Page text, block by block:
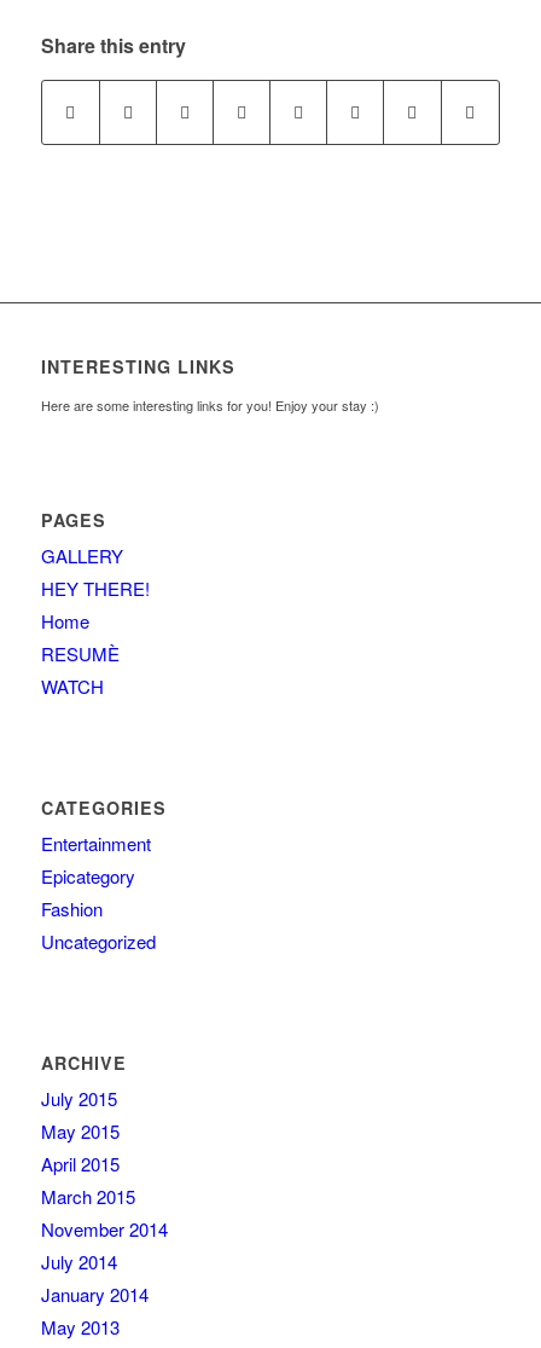
Share this entry
INTERESTING LINKS
Here are some interesting links for you! Enjoy your stay :)
PAGES
GALLERY
HEY THERE!
Home
RESUMÈ
WATCH
CATEGORIES
Entertainment
Epicategory
Fashion
Uncategorized
ARCHIVE
July 2015
May 2015
April 2015
March 2015
November 2014
July 2014
January 2014
May 2013